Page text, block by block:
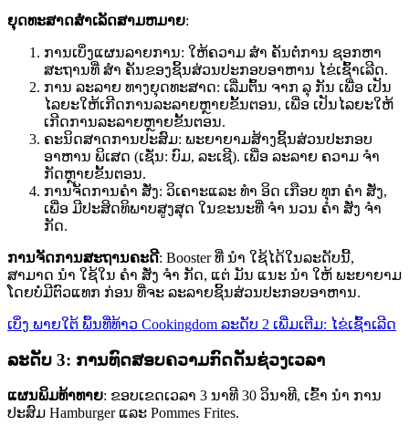
ຍຸດທະສາດສໍາເລັດສາມຫມາຍ:
ການເບິ່ງແຜນລາຍການ: ໃຫ້ຄວາມ ສຳ ຄັນຕໍ່ການ ຊອກຫາ
ສະຖານທີ່ ສຳ ຄັນຂອງຊິ້ນສ່ວນປະກອບອາຫານ ໄຂ່ເຊົ້າເລີດ.
ການ ລະລາຍ ທາງຍຸດທະສາດ: ເລີ່ມຕົ້ນ ຈາກ ລຸ ກັນ ເພື່ອ ເປັນ
ໄລຍະໃຫ້ເກີດການລະລາຍຫຼາຍຂັ້ນຕອນ, ເພື່ອ ເປັນໄລຍະໃຫ້
ເກີດການລະລາຍຫຼາຍຂັ້ນຕອນ.
ຄະນິດສາດການປະສົມ: ພະຍາຍາມສ້າງຊິ້ນສ່ວນປະກອບ
ອາຫານ ພິເສດ (ເຊັ່ນ: ບົມ, ລະເຊີ). ເພື່ອ ລະລາຍ ຄວາມ ຈຳ
ກັດຫຼາຍຂັ້ນຕອນ.
ການຈັດການຄຳ ສັ່ງ: ວິເຄາະແລະ ທຳ ອິດ ເກືອບ ທຸກ ຄຳ ສັ່ງ,
ເພື່ອ ມີປະສິດທິພາບສູງສຸດ ໃນຂະນະທີ່ ຈຳ ນວນ ຄຳ ສັ່ງ ຈຳ
ກັດ.
ການຈັດການສະຖານຄະດີ: Booster ທີ່ ນຳ ໃຊ້ໄດ້ໃນລະດັບນີ້,
ສາມາດ ນຳ ໃຊ້ໃນ ຄຳ ສັ່ງ ຈຳ ກັດ, ແຕ່ ມັນ ແນະ ນຳ ໃຫ້ ພະຍາຍາມ
ໂດຍບໍ່ມີຕົວແທກ ກ່ອນ ທີ່ຈະ ລະລາຍຊິ້ນສ່ວນປະກອບອາຫານ.
ເບິ່ງ ພາຍໃຕ້ ພຶ້ນທີ່ທ້າວ Cookingdom ລະດັບ 2 ເພີ່ມເຕີມ: ໄຂ່ເຊົ້າເລີດ
ລະດັບ 3: ການທົດສອບຄວາມກົດດັນຊ່ວງເວລາ
ແຜນພິມທ້າທາຍ: ຂອບເຂດເວລາ 3 ນາທີ 30 ວິນາທີ, ເຂົ້າ ນຳ ການ
ປະສົມ Hamburger ແລະ Pommes Frites.